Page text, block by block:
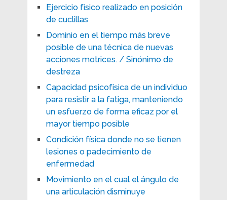
Ejercicio físico realizado en posición
de cuclillas
Dominio en el tiempo más breve
posible de una técnica de nuevas
acciones motrices. / Sinónimo de
destreza
Capacidad psicofísica de un individuo
para resistir a la fatiga, manteniendo
un esfuerzo de forma eficaz por el
mayor tiempo posible
Condición física donde no se tienen
lesiones o padecimiento de
enfermedad
Movimiento en el cual el ángulo de
una articulación disminuye